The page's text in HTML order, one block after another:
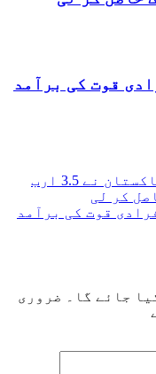
قوت کی برآمد
ریکو ڈِک منصوبے کے لیے پاکستان نے 3.5 ارب
کر لی
قوت کی برآمد
جائے گا۔
ضروری